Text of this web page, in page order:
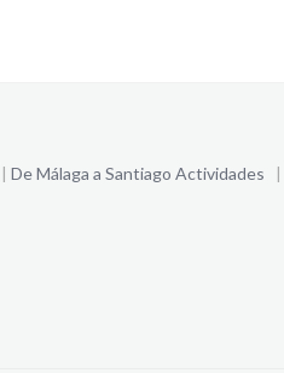
| De Málaga a Santiago Actividades |